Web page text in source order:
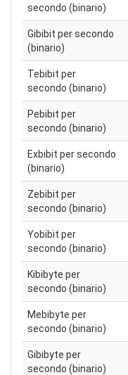
secondo (binario)
Gibibit per secondo
(binario)
Tebibit per
secondo (binario)
Pebibit per
secondo (binario)
Exbibit per secondo
(binario)
Zebibit per
secondo (binario)
Yobibit per
secondo (binario)
Kibibyte per
secondo (binario)
Mebibyte per
secondo (binario)
Gibibyte per
secondo (binario)